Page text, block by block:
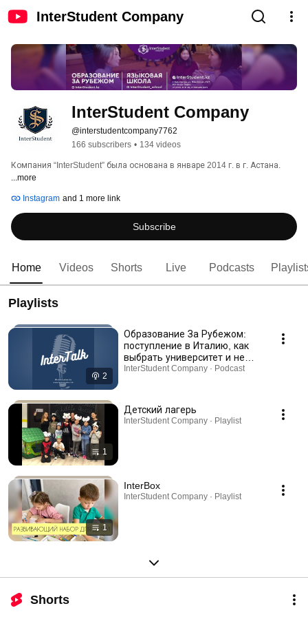
InterStudent Company
InterStudent Company
@interstudentcompany7762
166 subscribers • 134 videos
Компания “InterStudent” была основана в январе 2014 г. в г. Астана.
...more
Instagram and 1 more link
Subscribe
Home Videos Shorts Live Podcasts
Playlists
2
Образование За Рубежом:
поступление в Италию, как
выбрать университет и не
ошибиться с выбором.
InterStudent Company · Podcast
1
Детский лагерь
InterStudent Company · Playlist
1
InterBox
InterStudent Company · Playlist
Shorts